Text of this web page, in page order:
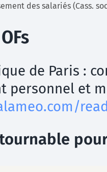
des salariés (Cass.
de Paris :
personnel et